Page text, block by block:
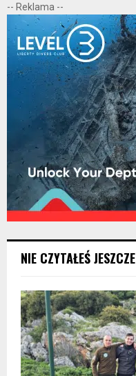
-- Reklama --
NIE CZYTAŁEŚ JESZCZE